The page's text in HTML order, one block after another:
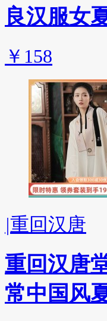
良汉服女
￥158
|重回汉唐
重回汉唐
常中国风